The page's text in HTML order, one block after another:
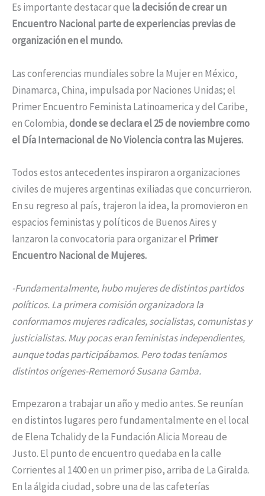
Es importante destacar que la decisión de crear un
Encuentro Nacional parte de experiencias previas de
organización en el mundo.
Las conferencias mundiales sobre la Mujer en México,
Dinamarca, China, impulsada por Naciones Unidas; el
Primer Encuentro Feminista Latinoamerica y del Caribe,
en Colombia,donde se declara el 25 de noviembrecomo
el Día Internacional de No Violencia contra las Mujeres.
Todos estos antecedentes inspiraron a organizaciones
civiles de mujeres argentinas exiliadas que concurrieron.
En su regreso al país, trajeron la idea, la promovieron en
espacios feministas y políticos de Buenos Aires y
lanzaron la convocatoria para organizar el Primer
Encuentro Nacional de Mujeres.
-Fundamentalmente, hubo mujeres de distintos partidos
políticos. La primera comisión organizadora la
conformamos mujeres radicales, socialistas, comunistas y
justicialistas. Muy pocas eran feministas independientes,
aunque todas participábamos. Pero todas teníamos
distintos orígenes-Rememoró Susana Gamba.
Empezaron a trabajar un año y medio antes. Se reunían
en distintos lugares pero fundamentalmente en el local
de Elena Tchalidy de la Fundación Alicia Moreau de
Justo. El punto de encuentro quedaba en la calle
Corrientes al 1400 en un primer piso, arriba de La Giralda.
En la álgida ciudad, sobre una de las cafeterías